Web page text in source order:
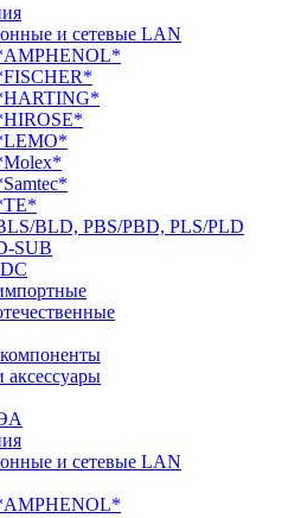
и сетевые LAN
BLD, PBS/PBD, PLS/PLD
SUB
и сетевые LAN